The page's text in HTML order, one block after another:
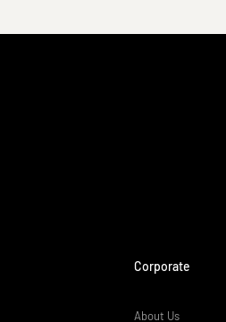
Corporate
About Us